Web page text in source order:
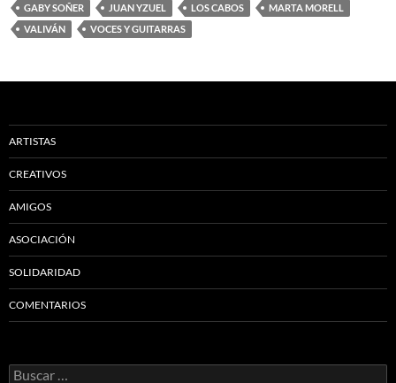
GABY SOÑER
JUAN YZUEL LOS CABOS
MARTA MORELL
VALIVÁN
VOCES Y GUITARRAS
ARTISTAS
CREATIVOS
AMIGOS
ASOCIACIÓN
SOLIDARIDAD
COMENTARIOS
Buscar: